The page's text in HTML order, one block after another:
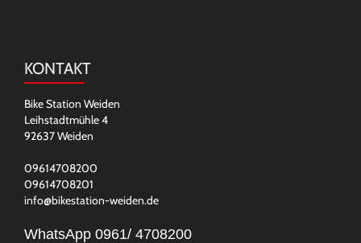
KONTAKT
Bike Station Weiden
Leihstadtmühle 4
92637 Weiden
09614708200
09614708201
info@bikestation-weiden.de
WhatsApp 0961/ 4708200